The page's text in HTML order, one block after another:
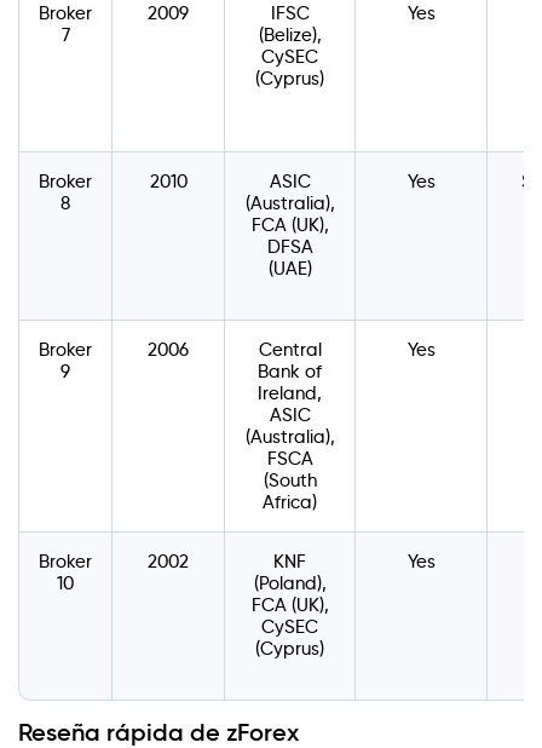
Broker
7
2009
IFSC
(Belize),
CySEC
(Cyprus)
Yes
Broker
8
2010
ASIC
(Australia),
FCA (UK),
DFSA
(UAE)
Yes
Broker
9
2006
Central
Bank of
Ireland,
ASIC
(Australia),
FSCA
(South
Africa)
Yes
Broker
10
2002
KNF
(Poland),
FCA (UK),
CySEC
(Cyprus)
Yes
Reseña rápida de zForex